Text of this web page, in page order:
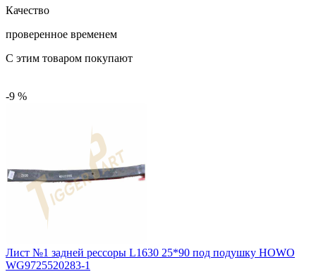
Качество
проверенное временем
С этим товаром покупают
-9 %
Лист №1 задней рессоры L1630 25*90 под подушку HOWO
WG9725520283-1